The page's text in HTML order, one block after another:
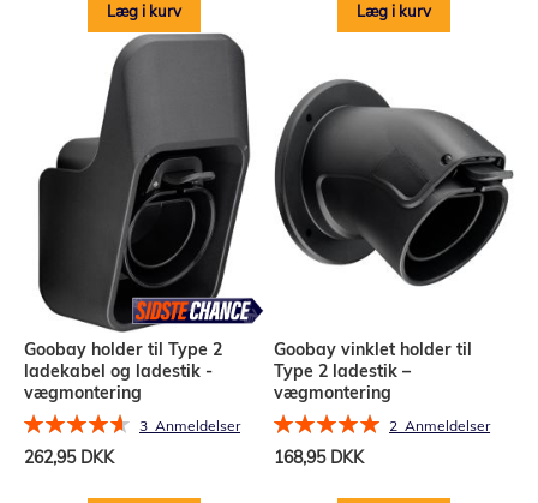
Læg i kurv Læg i kurv
Goobay holder til Type 2
ladekabel og ladestik -
vægmontering
Bedømmelse:
3 Anmeldelser
262,95 DKK
Goobay vinklet holder til
Type 2 ladestik –
vægmontering
Bedømmelse:
2Anmeldelser
168,95 DKK